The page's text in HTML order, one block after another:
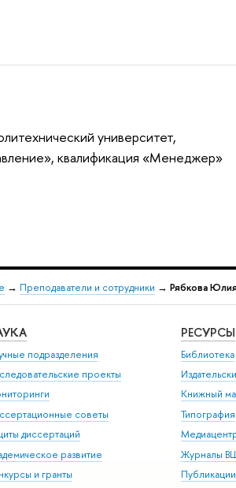
университет,
квалификация «Менеджер»
→ Преподаватели и сотрудники → Рябкова
подразделения
проекты
советы
диссертаций
развитие
и гранты
РЕСУРСЫ
Библиотека
Книжный
Типография
Журналы
Публикации